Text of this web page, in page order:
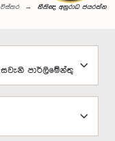
නීතිඥ අනුරාධ ජයරත්න